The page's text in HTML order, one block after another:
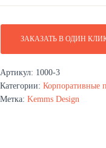
ЗАКАЗАТЬ В ОДИН
Артикул: 1000-3
Категории: Корпоративные
Метка: Kemms Design